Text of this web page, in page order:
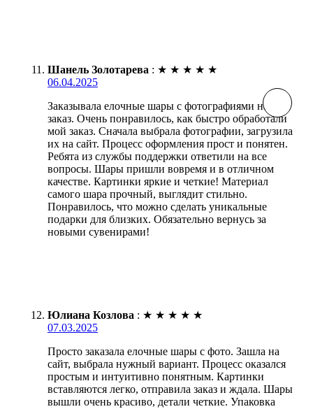
Шанель Золотарева : ★ ★ ★ ★ ★
06.04.2025
Заказывала елочные шары с фотографиями на
заказ. Очень понравилось, как быстро обработали
мой заказ. Сначала выбрала фотографии, загрузила
их на сайт. Процесс оформления прост и понятен.
Ребята из службы поддержки ответили на все
вопросы. Шары пришли вовремя и в отличном
качестве. Картинки яркие и четкие! Материал
самого шара прочный, выглядит стильно.
Понравилось, что можно сделать уникальные
подарки для близких. Обязательно вернусь за
новыми сувенирами!
Юлиана Козлова : ★ ★ ★ ★ ★
07.03.2025
Просто заказала елочные шары с фото. Зашла на
сайт, выбрала нужный вариант. Процесс оказался
простым и интуитивно понятным. Картинки
вставляются легко, отправила заказ и ждала. Шары
вышли очень красиво, детали четкие. Упаковка